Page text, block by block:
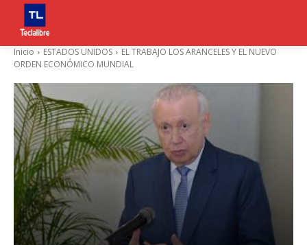
Inicio ESTADOS UNIDOS
EL TRABAJO LOS ARANCELES Y EL NUEVO
ORDEN ECONÓMICO MUNDIAL